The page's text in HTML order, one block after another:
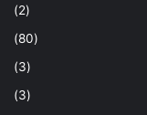
(2)
(80)
(3)
(3)